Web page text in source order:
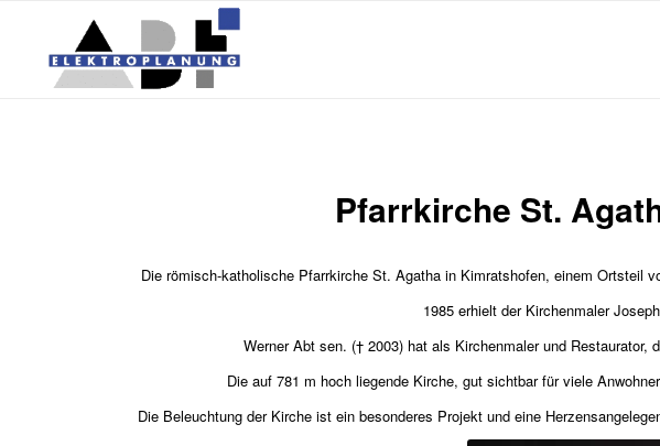
Pfarrkirche St.
Die römisch-katholische Pfarrkirche St. Agatha in Kimratshofen, einem Ortsteil
1985 erhielt der Kirchenmaler
Werner Abt sen. († 2003) hat als Kirchenmaler und
Die auf 781 m hoch liegende Kirche, gut sichtbar für viele
Die Beleuchtung der Kirche ist ein besonderes Projekt und eine